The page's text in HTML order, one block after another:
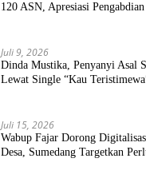
120 ASN, Apresiasi
Juli 9, 2026
Dinda Mustika, Penyanyi Asal
Lewat Single “Kau
Juli 15, 2026
Wabup Fajar Dorong
Desa, Sumedang Targetkan